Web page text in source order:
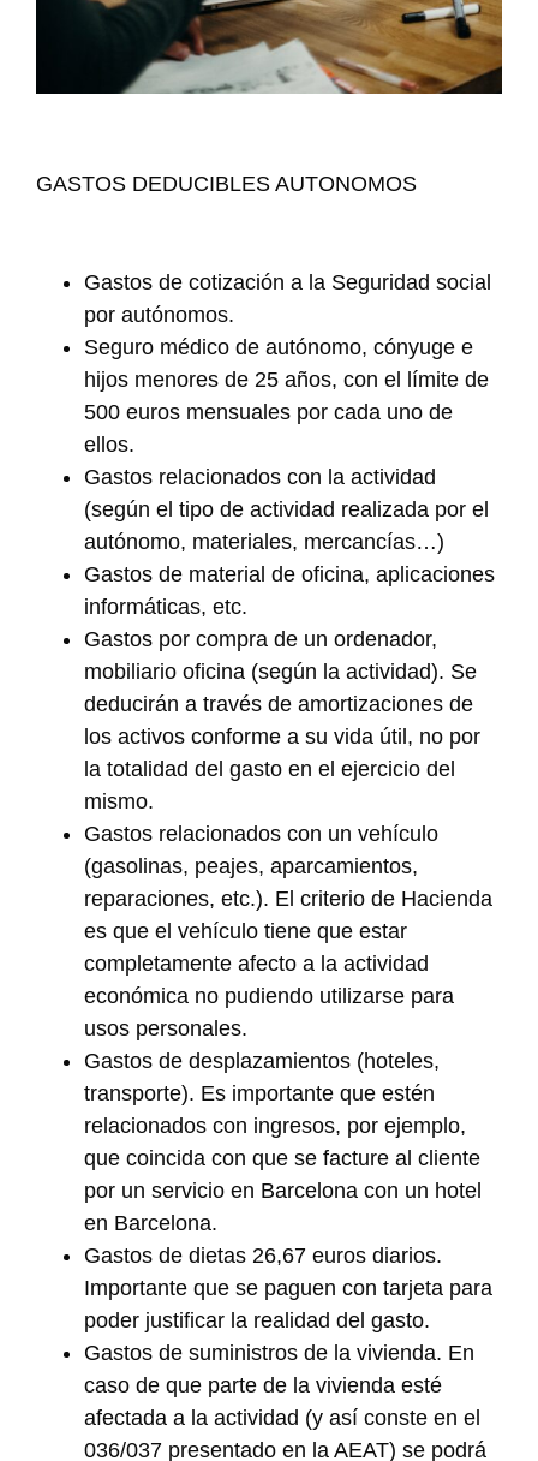
GASTOS DEDUCIBLES AUTONOMOS
Gastos de cotización a la Seguridad social
por autónomos.
Seguro médico de autónomo, cónyuge e
hijos menores de 25 años, con el límite de
500 euros mensuales por cada uno de
ellos.
Gastos relacionados con la actividad
(según el tipo de actividad realizada por el
autónomo, materiales, mercancías…)
Gastos de material de oficina, aplicaciones
informáticas, etc.
Gastos por compra de un ordenador,
mobiliario oficina (según la actividad). Se
deducirán a través de amortizaciones de
los activos conforme a su vida útil, no por
la totalidad del gasto en el ejercicio del
mismo.
Gastos relacionados con un vehículo
(gasolinas, peajes, aparcamientos,
reparaciones, etc.). El criterio de Hacienda
es que el vehículo tiene que estar
completamente afecto a la actividad
económica no pudiendo utilizarse para
usos personales.
Gastos de desplazamientos (hoteles,
transporte). Es importante que estén
relacionados con ingresos, por ejemplo,
que coincida con que se facture al cliente
por un servicio en Barcelona con un hotel
en Barcelona.
Gastos de dietas 26,67 euros diarios.
Importante que se paguen con tarjeta para
poder justificar la realidad del gasto.
Gastos de suministros de la vivienda. En
caso de que parte de la vivienda esté
afectada a la actividad (y así conste en el
036/037 presentado en la AEAT) se podrá